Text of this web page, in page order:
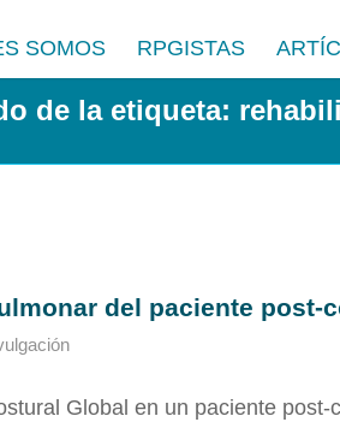
SOMOS RPGISTAS
de la etiqueta:
del paciente post-
Global en un paciente post-